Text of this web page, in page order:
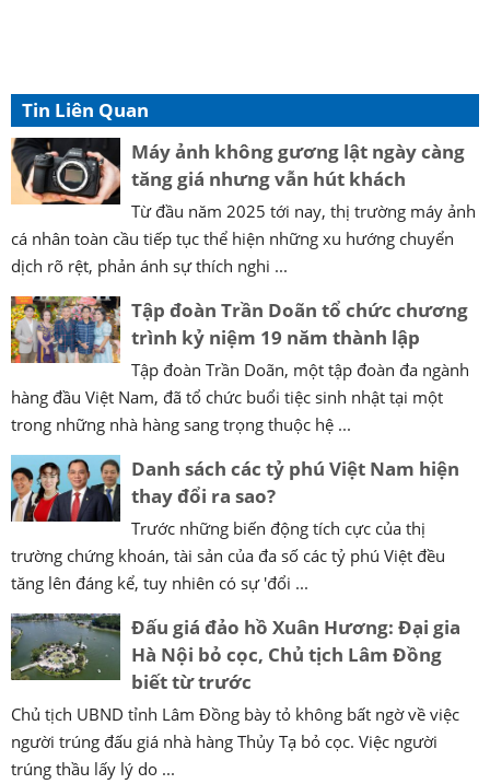
Tin Liên Quan
Máy ảnh không gương lật ngày càng
tăng giá nhưng vẫn hút khách
Từ đầu năm 2025 tới nay, thị trường máy ảnh
cá nhân toàn cầu tiếp tục thể hiện những xu hướng chuyển
dịch rõ rệt, phản ánh sự thích nghi ...
Tập đoàn Trần Doãn tổ chức chương
trình kỷ niệm 19 năm thành lập
Tập đoàn Trần Doãn, một tập đoàn đa ngành
hàng đầu Việt Nam, đã tổ chức buổi tiệc sinh nhật tại một
trong những nhà hàng sang trọng thuộc hệ ...
Danh sách các tỷ phú Việt Nam hiện
thay đổi ra sao?
Trước những biến động tích cực của thị
trường chứng khoán, tài sản của đa số các tỷ phú Việt đều
tăng lên đáng kể, tuy nhiên có sự 'đổi ...
Đấu giá đảo hồ Xuân Hương: Đại gia
Hà Nội bỏ cọc, Chủ tịch Lâm Đồng
biết từ trước
Chủ tịch UBND tỉnh Lâm Đồng bày tỏ không bất ngờ về việc
người trúng đấu giá nhà hàng Thủy Tạ bỏ cọc. Việc người
trúng thầu lấy lý do ...